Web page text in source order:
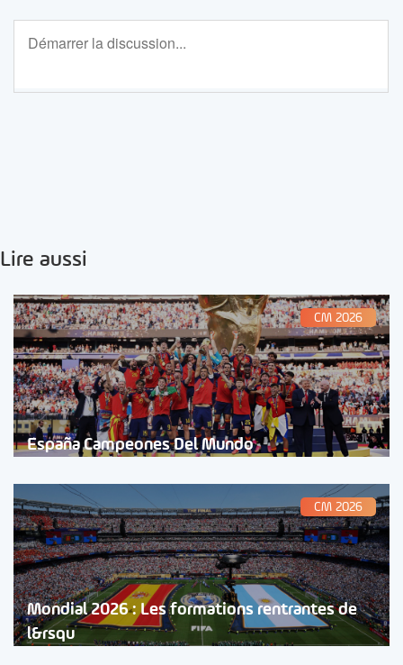
Lire aussi
CM 2026
España Campeones Del Mundo
CM 2026
Mondial 2026 : Les formations rentrantes de
l&rsqu